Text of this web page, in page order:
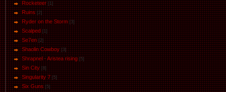
Rocketeer [1]
Ruins [2]
Ryder on the Storm [3]
Scalped [1]
Se7en [2]
Shaolin Cowboy [3]
Shrapnel - Aristea rising [5]
Sin City [8]
Singularity 7 [5]
Six Guns [5]